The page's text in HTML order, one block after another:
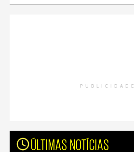
PUBLICIDADE
ÚLTIMAS NOTÍCIAS